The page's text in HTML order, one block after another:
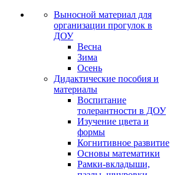
Выносной материал для
организации прогулок в
ДОУ
Весна
Зима
Осень
Дидактические пособия и
материалы
Воспитание
толерантности в ДОУ
Изучение цвета и
формы
Когнитивное развитие
Основы математики
Рамки-вкладыши,